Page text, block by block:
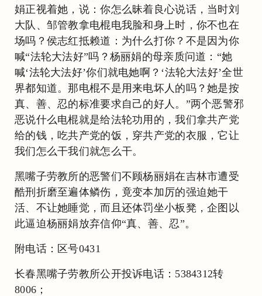
娟正视着她，说：你怎么昧着良心说话，当时刘
大队、邹管教拿电棍电我脸和身上时，你不也在
场吗？侯志红抵赖道：为什么打你？不是因为你
喊“法轮大法好”吗？杨丽娟的母亲质问道：“她
喊‘法轮大法好’你们就电她啊？‘法轮大法好’全世
界都知道。那电棍不是用来电坏人的吗？她是按
真、善、忍的标准要求自己的好人。”两个恶警邪
恶说什么电棍就是给法轮功用的，我们拿共产党
给的钱，吃共产党的饭，穿共产党的衣服，它让
我们怎么干我们就怎么干。
黑嘴子劳教所的恶警们不顾杨丽娟在吉林市遭受
酷刑折磨至遍体鳞伤，竟变本加厉的强迫她干
活、不让她睡觉，而且还体罚坐小板凳，企图以
此逼迫杨丽娟放弃信仰“真、善、忍”。
附电话：区号0431
长春黑嘴子劳教所公开投诉电话：5384312转
8006；